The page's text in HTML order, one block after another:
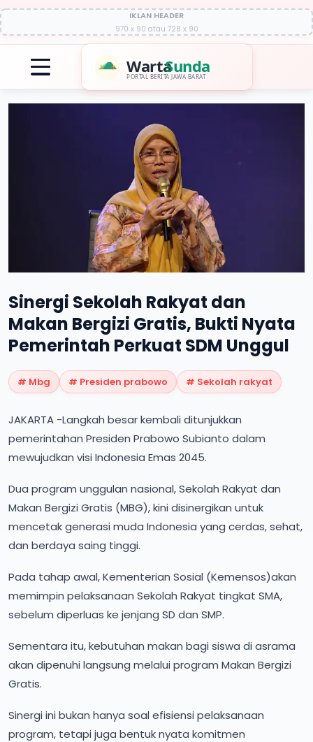
IKLAN HEADER
970 x 90 atau 728 x 90
WartaSunda
PORTAL BERITA JAWA BARAT
Sinergi Sekolah Rakyat dan
Makan Bergizi Gratis, Bukti Nyata
Pemerintah Perkuat SDM Unggul
# Mbg # Presiden prabowo # Sekolah rakyat
JAKARTA -Langkah besar kembali ditunjukkan
pemerintahan Presiden Prabowo Subianto dalam
mewujudkan visi Indonesia Emas 2045.
Dua program unggulan nasional, Sekolah Rakyat dan
Makan Bergizi Gratis (MBG), kini disinergikan untuk
mencetak generasi muda Indonesia yang cerdas, sehat,
dan berdaya saing tinggi.
Pada tahap awal, Kementerian Sosial (Kemensos)akan
memimpin pelaksanaan Sekolah Rakyat tingkat SMA,
sebelum diperluas ke jenjang SD dan SMP.
Sementara itu, kebutuhan makan bagi siswa di asrama
akan dipenuhi langsung melalui program Makan Bergizi
Gratis.
Sinergi ini bukan hanya soal efisiensi pelaksanaan
program, tetapi juga bentuk nyata komitmen